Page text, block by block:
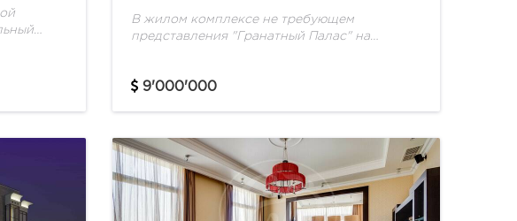
В жилом комплексе не требующем
представления "Гранатный Палас" на
отличными видовыми
9'000'000